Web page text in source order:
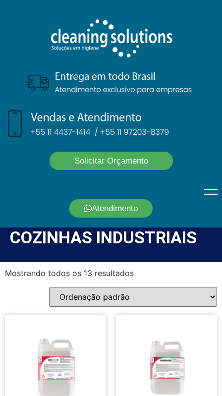
Solicitar Orçamento
Atendimento
COZINHAS INDUSTRIAIS
Mostrando todos os 13 resultados